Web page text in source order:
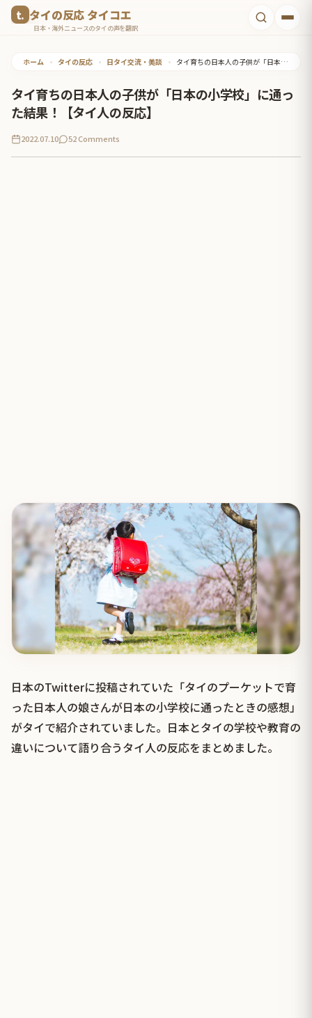
タイの反応 タイコエ
日本・海外ニュースのタイの声を翻訳
ホーム • タイの反応 • 日タイ交流・美談 • タイ育ちの日本人の子供が「日本の小学校」に通った結果！【タイ人の反応】
タイ育ちの日本人の子供が「日本の小学校」に通っ
た結果！【タイ人の反応】
2022.07.10 52 Comments
日本のTwitterに投稿されていた「タイのプーケットで育
った日本人の娘さんが日本の小学校に通ったときの感想」
がタイで紹介されていました。日本とタイの学校や教育の
違いについて語り合うタイ人の反応をまとめました。